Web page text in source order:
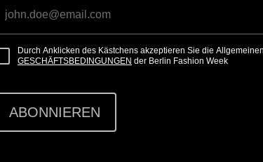
Durch Anklicken des Kästchens akzeptieren Sie die Allgemeinen
GESCHÄFTSBEDINGUNGEN der Berlin Fashion Week
ABONNIEREN